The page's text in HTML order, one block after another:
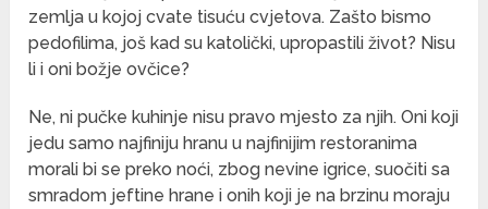
zemlja u kojoj cvate tisuću cvjetova. Zašto bismo
pedofilima, još kad su katolički, upropastili život? Nisu
li i oni božje ovčice?
Ne, ni pučke kuhinje nisu pravo mjesto za njih. Oni koji
jedu samo najfiniju hranu u najfinijim restoranima
morali bi se preko noći, zbog nevine igrice, suočiti sa
smradom jeftine hrane i onih koji je na brzinu moraju